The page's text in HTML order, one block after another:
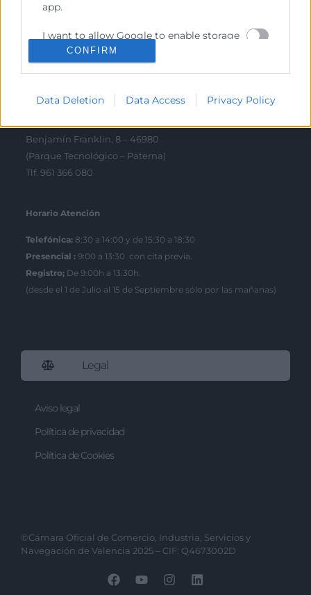
app.
I want to allow Google to enable storage
related to personalization.
related to security, including
authentication functionality and fraud
CONFIRM
Data Deletion Data Access Privacy Policy
Sede Central
Tlf. 963 103 900
Benjamín Franklin, 8 – 46980
(Parque Tecnológico – Paterna)
Tlf. 961 366 080
Horario Atención
Telefónica: 8:30 a 14:00 y de 15:30 a 18:30
Presencial : 9:00 a 13:30 con cita previa.
Registro; De 9:00h a 13:30h.
(desde el 1 de Julio al 15 de Septiembre sólo por las mañanas)
Legal
Aviso legal
Política de privacidad
Política de Cookies
©Cámara Oficial de Comercio, Industria, Servicios y
Navegación de Valencia 2025 – CIF: Q4673002D